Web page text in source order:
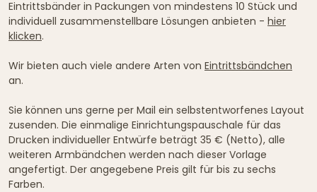
Eintrittsbänder in Packungen von mindestens 10 Stück und
individuell zusammenstellbare Lösungen anbieten - hier
klicken.
Wir bieten auch viele andere Arten von Eintrittsbändchen
an.
Sie können uns gerne per Mail ein selbstentworfenes Layout
zusenden. Die einmalige Einrichtungspauschale für das
Drucken individueller Entwürfe beträgt 35 € (Netto), alle
weiteren Armbändchen werden nach dieser Vorlage
angefertigt. Der angegebene Preis gilt für bis zu sechs
Farben.